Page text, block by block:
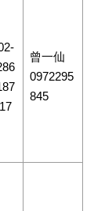
17
曾一仙
0972295
845